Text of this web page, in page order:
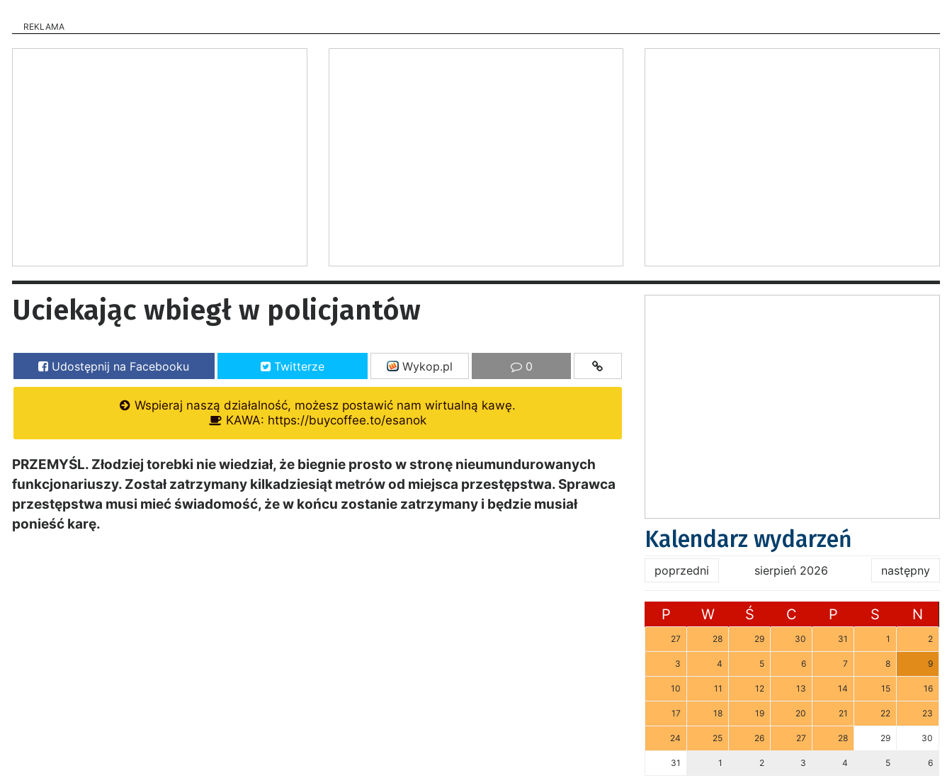
REKLAMA
Uciekając wbiegł w policjantów
Udostępnij na Facebooku Twitterze Wykop.pl 0
Wspieraj naszą działalność, możesz postawić nam wirtualną kawę.
KAWA: https://buycoffee.to/esanok
PRZEMYŚL. Złodziej torebki nie wiedział, że biegnie prosto w stronę nieumundurowanych
funkcjonariuszy. Został zatrzymany kilkadziesiąt metrów od miejsca przestępstwa. Sprawca
przestępstwa musi mieć świadomość, że w końcu zostanie zatrzymany i będzie musiał
ponieść karę.
Kalendarz wydarzeń
poprzedni sierpień 2026 następny
P W Ś C P S N
27 28 29 30 31 1 2
3 4 5 6 7 8 9
10 11 12 13 14 15 16
17 18 19 20 21 22 23
24 25 26 27 28 29 30
31 1 2 3 4 5 6